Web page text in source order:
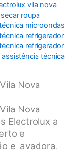
vila nova
roupa
microondas
refrigerador
refrigerador
assistência técnica
Nova
Nova
Electrolux a
e
e lavadora.